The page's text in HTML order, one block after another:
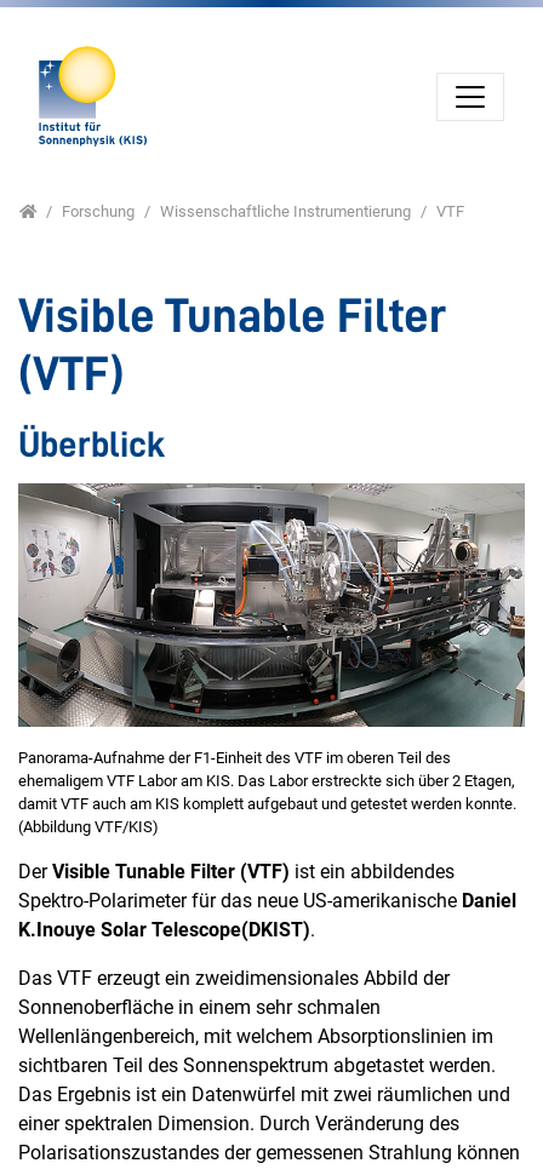
Direkt zur Hauptnavigation springen
Direkt zum Inhalt springen
Jump to sub navigation
HomeForschung Wissenschaftliche Instrumentierung VTF
Visible Tunable Filter
(VTF)
Überblick
Panorama-Aufnahme der F1-Einheit des VTF im oberen Teil des
ehemaligem VTF Labor am KIS. Das Labor erstreckte sich über 2 Etagen,
damit VTF auch am KIS komplett aufgebaut und getestet werden konnte.
(Abbildung VTF/KIS)
DerVisible Tunable Filter (VTF) ist ein abbildendes
Spektro-Polarimeter für das neue US-amerikanische Daniel
K. Inouye Solar Telescope(DKIST).
Das VTF erzeugt ein zweidimensionales Abbild der
Sonnenoberfläche in einem sehr schmalen
Wellenlängenbereich, mit welchem Absorptionslinien im
sichtbaren Teil des Sonnenspektrum abgetastet werden.
Das Ergebnis ist ein Datenwürfel mit zwei räumlichen und
einer spektralen Dimension. Durch Veränderung des
Polarisationszustandes der gemessenen Strahlung können